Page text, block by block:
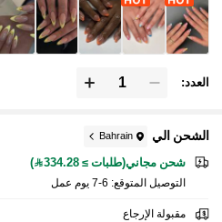
العدد:
الشحن الي Bahrain
شحن مجاني(طلبات ≥ 334.28)
التوصيل المتوقع: 6-7 يوم عمل
مقبولة الإرجاع